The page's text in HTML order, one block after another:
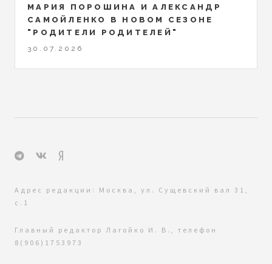
МАРИЯ ПОРОШИНА И АЛЕКСАНДР
САМОЙЛЕНКО В НОВОМ СЕЗОНЕ
"РОДИТЕЛИ РОДИТЕЛЕЙ"
30.07.2026
Адрес редакции: Москва, ул. Сущевский вал 31,
с.1
Главный редактор Лагойко И. В., телефон
8(906)1753973